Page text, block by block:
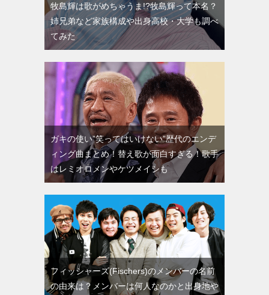
牧島輝は歌がめちゃうま!?牧島輝って本名？
姉兄弟など家族構成や出身高校・大学も調べ
てみた
ガキの使い”笑ってはいけない”歴代のエンデ
ィング曲まとめ！替え歌が面白すぎる！歌手
はレミオロメンやケツメイシも
フィッシャーズ(Fischers)のメンバーの名前
の由来は？メンバーは何人なのかと出身地や